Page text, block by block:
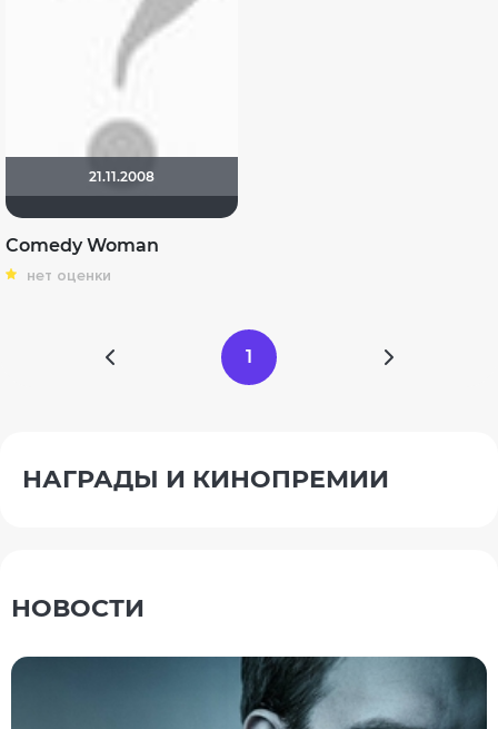
21.11.2008
Comedy Woman
нет оценки
1
НАГРАДЫ И КИНОПРЕМИИ
НОВОСТИ